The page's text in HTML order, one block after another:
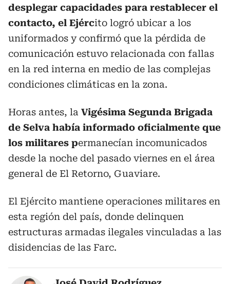
desplegar capacidades para restablecer el
contacto, el Ejército logró ubicar a los
uniformados y confirmó que la pérdida de
comunicación estuvo relacionada con fallas
en la red interna en medio de las complejas
condiciones climáticas en la zona.
Horas antes, la Vigésima Segunda Brigada
de Selva había informado oficialmente que
los militares permanecían incomunicados
desde la noche del pasado viernes en el área
general de El Retorno, Guaviare.
El Ejército mantiene operaciones militares en
esta región del país, donde delinquen
estructuras armadas ilegales vinculadas a las
disidencias de las Farc.